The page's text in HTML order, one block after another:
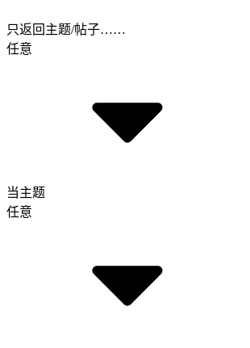
只返回主题/帖子……
任意
当主题
任意